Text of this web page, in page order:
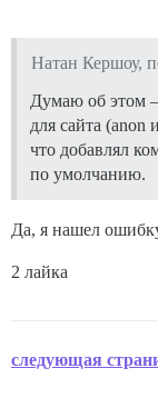
Натан Кершоу,
Думаю об этом
для сайта (anon
что добавлял
по умолчанию.
Да, я нашел
2 лайка
следующая